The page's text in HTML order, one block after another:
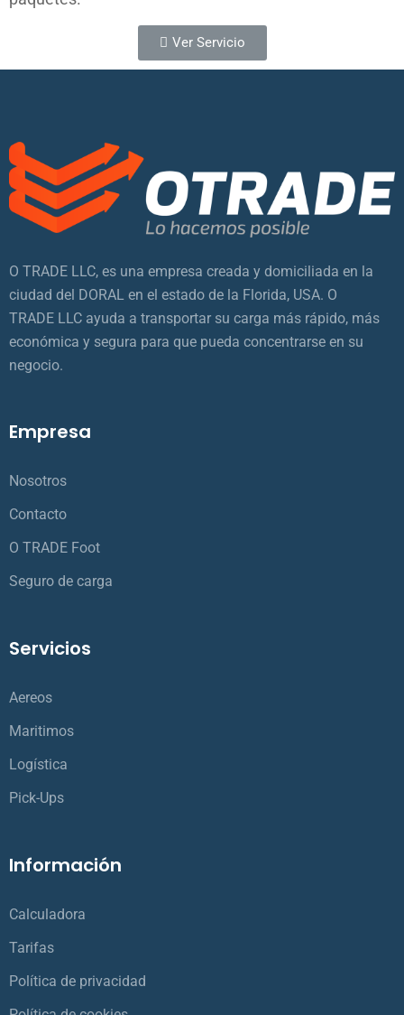
Ver Servicio
O TRADE LLC, es una empresa creada y domiciliada en la
ciudad del DORAL en el estado de la Florida, USA. O
TRADE LLC ayuda a transportar su carga más rápido, más
económica y segura para que pueda concentrarse en su
negocio.
Empresa
Nosotros
Contacto
O TRADE Foot
Seguro de carga
Servicios
Aereos
Maritimos
Logística
Pick-Ups
Información
Calculadora
Tarifas
Política de privacidad